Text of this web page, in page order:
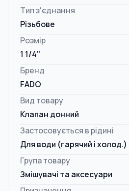
Тип з'єднання
Різьбове
Розмір
1 1/4"
Бренд
FADO
Вид товару
Клапан донний
Застосовується в рідині
Для води (гарячий і холод.)
Група товару
Змішувачі та аксесуари